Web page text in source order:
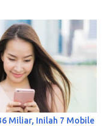
Miliar, Inilah 7 Mobile